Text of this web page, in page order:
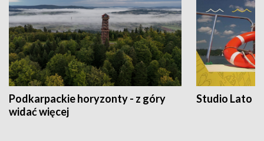
Podkarpackie horyzonty - z góry
widać więcej
Studio Lato